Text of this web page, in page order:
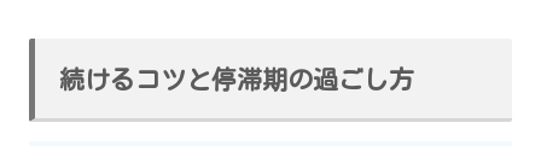
続けるコツと停滞期の過ごし方